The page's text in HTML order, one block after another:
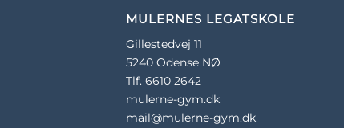
MULERNES LEGATSKOLE
Gillestedvej 11
5240 Odense NØ
Tlf. 6610 2642
mulerne-gym.dk
mail@mulerne-gym.dk